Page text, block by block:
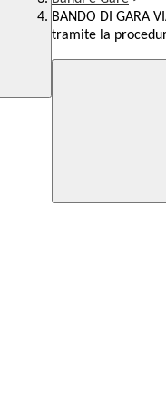
BANDO DI GARA
tramite la